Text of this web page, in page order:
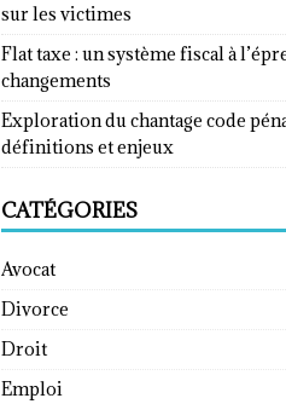
sur les victimes
Flat taxe : un système fiscal à
changements
Exploration du chantage code
définitions et enjeux
CATÉGORIES
Avocat
Divorce
Droit
Emploi